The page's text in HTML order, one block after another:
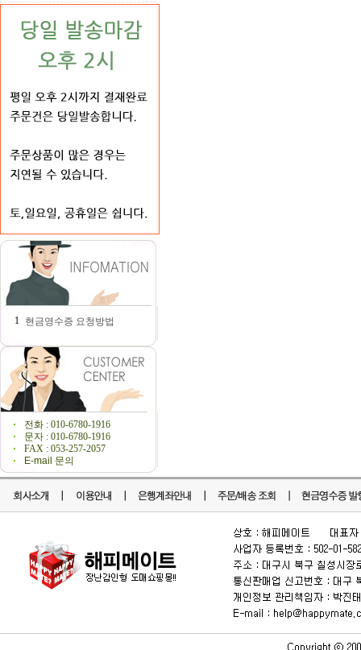
1 현금영수증 요청방법
전화 : 010-6780-1916
문자 : 010-6780-1916
FAX : 053-257-2057
E-mail 문의